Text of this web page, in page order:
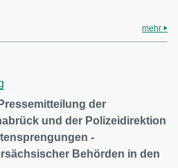
mehr
der
und der Polizeidirektion
-
Behörden in den